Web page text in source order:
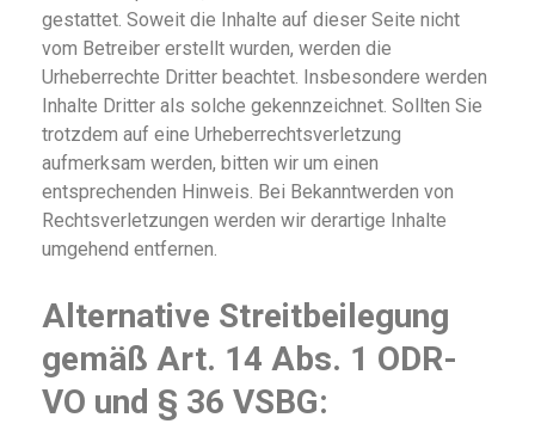
gestattet. Soweit die Inhalte auf dieser Seite nicht
vom Betreiber erstellt wurden, werden die
Urheberrechte Dritter beachtet. Insbesondere werden
Inhalte Dritter als solche gekennzeichnet. Sollten Sie
trotzdem auf eine Urheberrechtsverletzung
aufmerksam werden, bitten wir um einen
entsprechenden Hinweis. Bei Bekanntwerden von
Rechtsverletzungen werden wir derartige Inhalte
umgehend entfernen.
Alternative Streitbeilegung
gemäß Art. 14 Abs. 1 ODR-
VO und § 36 VSBG: